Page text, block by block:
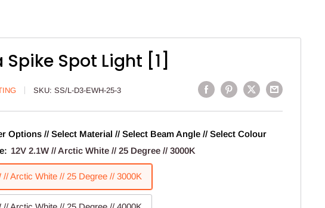
Spike Spot Light [1]
SKU: SS/L-D3-EWH-25-3
Options // Select Material // Select Beam Angle // Select Colour
12V 2.1W // Arctic White // 25 Degree // 3000K
// Arctic White // 25 Degree // 3000K